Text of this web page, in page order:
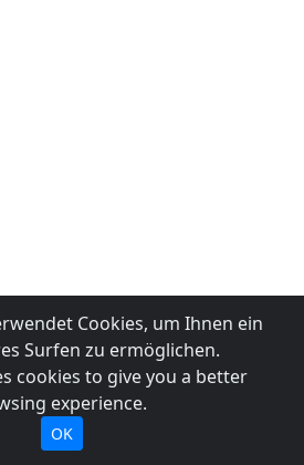
Cookies, um Ihnen ein
Surfen zu ermöglichen.
cookies to give you a better
experience.
OK